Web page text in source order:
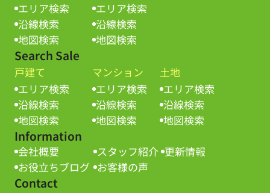
エリア検索
沿線検索
地図検索
エリア検索
沿線検索
地図検索
Search Sale
戸建て
エリア検索
沿線検索
地図検索
マンション
エリア検索
沿線検索
地図検索
土地
エリア検索
沿線検索
地図検索
Information
会社概要 スタッフ紹介 更新情報
お役立ちブログ お客様の声
Contact